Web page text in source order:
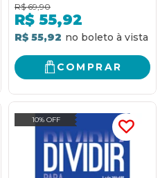
R$ 69,90
R$ 55,92
R$ 55,92
COMPRAR
10% OFF